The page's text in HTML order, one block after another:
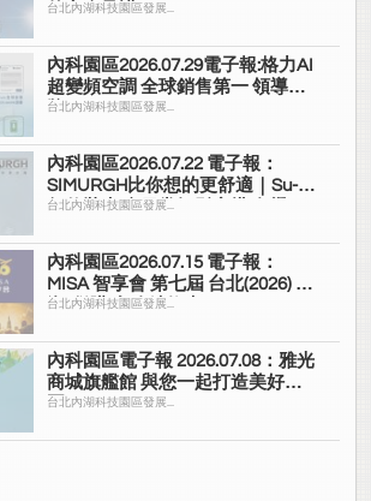
的安全承諾
台北內湖科技園區發展...
內科園區2026.07.29電子報:格力AI
超變頻空調 全球銷售第一 領導品
牌
台北內湖科技園區發展...
內科園區2026.07.22 電子報：
SIMURGH比你想的更舒適｜Su-Si
舒仕裝 都會日常輕鬆穿搭 免燙可
台北內湖科技園區發展...
內科園區2026.07.15 電子報：
MISA 智享會 第七屆 台北(2026) 投
資/併購 實務精修班
台北內湖科技園區發展...
內科園區電子報 2026.07.08：雅光
商城旗艦館 與您一起打造美好家
園
台北內湖科技園區發展...